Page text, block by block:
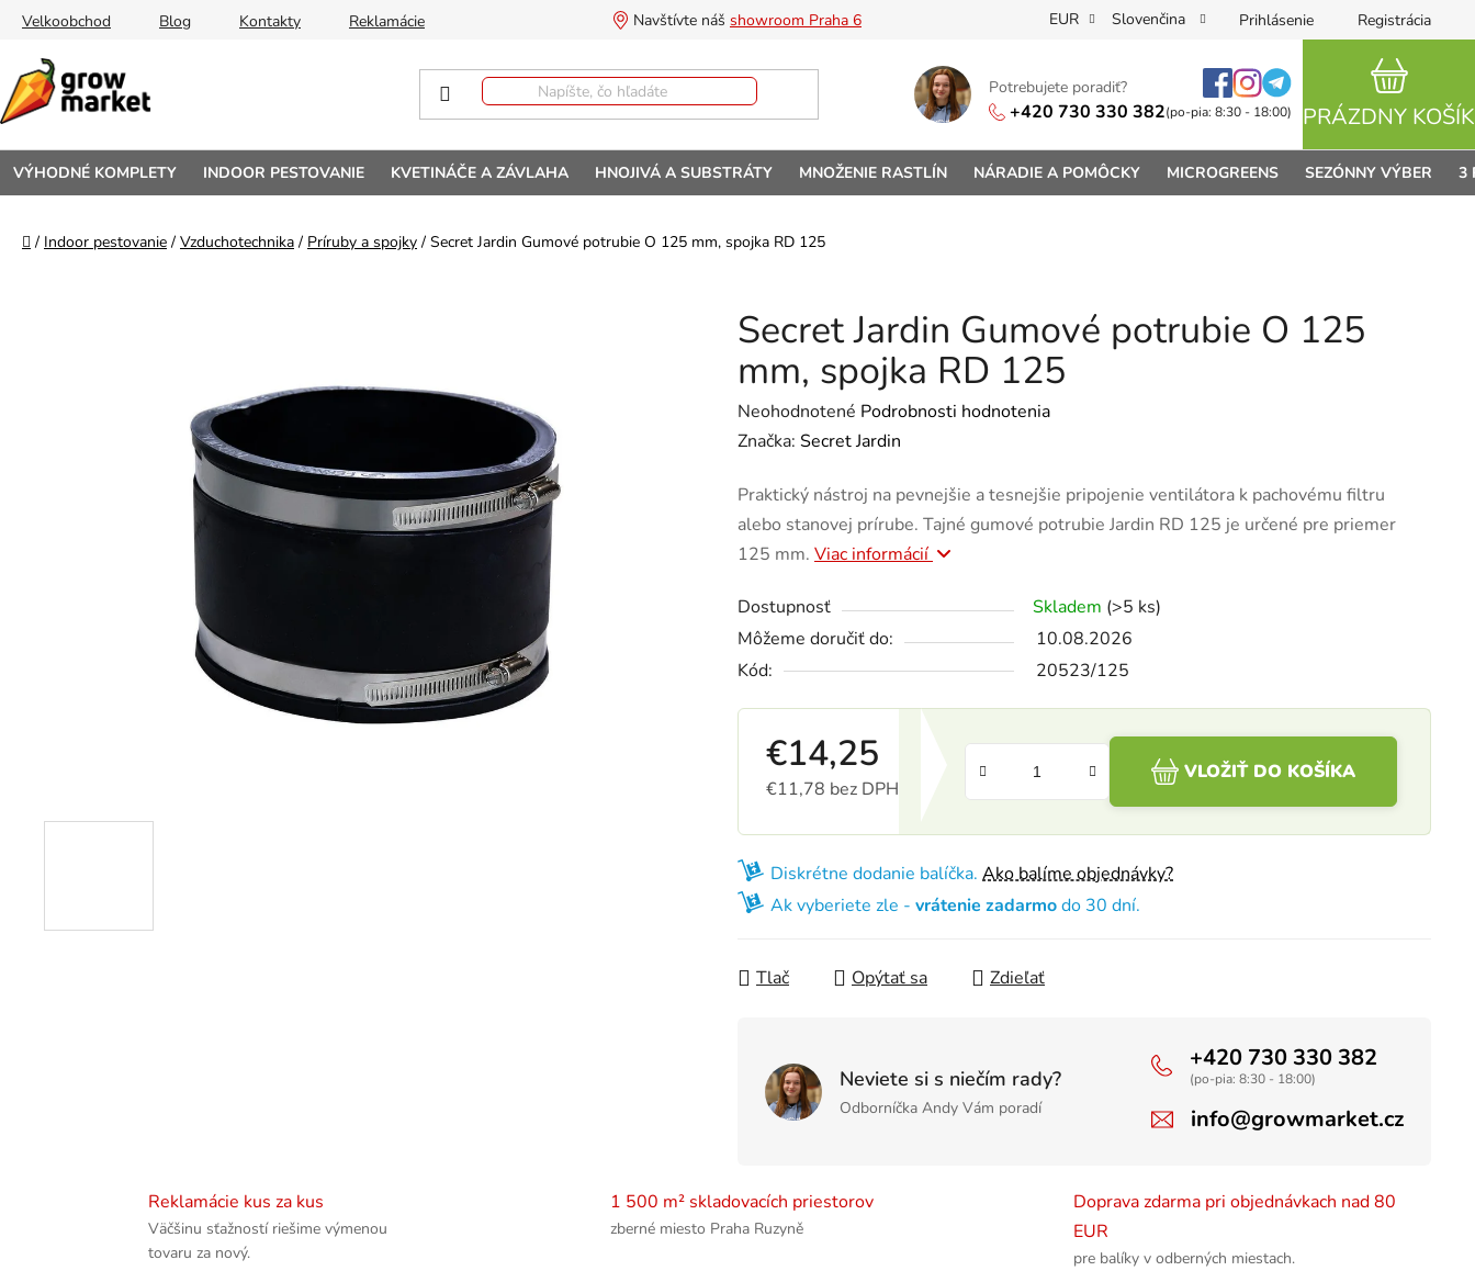
Prejsť na obsah
Velkoobchod Blog Kontakty Reklamácie Navštívte náš showroom Praha 6 EUR Slovenčina Prihlásenie Registrácia
Potrebujete poradiť?
+420 730 330 382(po-pia: 8:30 - 18:00) PRÁZDNY KOŠÍK
VÝHODNÉ KOMPLETY INDOOR PESTOVANIE KVETINÁČE A ZÁVLAHA HNOJIVÁ A SUBSTRÁTY MNOŽENIE RASTLÍN NÁRADIE A POMÔCKY MICROGREENS SEZÓNNY VÝBER 3
Domov
/ Indoor pestovanie / Vzduchotechnika / Príruby a spojky / Secret Jardin Gumové potrubie O 125 mm, spojka RD 125
Secret Jardin Gumové potrubie O 125
mm, spojka RD 125
Priemerné hodnotenie produktu je 0,0 z 5 hviezdičiek.
Neohodnotené Podrobnosti hodnotenia
Značka: Secret Jardin
Praktický nástroj na pevnejšie a tesnejšie pripojenie ventilátora k pachovému filtru
alebo stanovej prírube. Tajné gumové potrubie Jardin RD 125 je určené pre priemer
125 mm. Viac informácií
Dostupnosť Skladem (>5 ks)
Môžeme doručiť do:
10.08.2026
Kód:
20523/125
€14,25
€11,78 bez DPH
VLOŽIŤ DO KOŠÍKA
Diskrétne dodanie balíčka. Ako balíme objednávky?
Ak vyberiete zle - vrátenie zadarmodo 30 dní.
Tlač Opýtať sa Zdieľať
Neviete si s niečím rady?
Odborníčka Andy Vám poradí
+420 730 330 382
(po-pia: 8:30 - 18:00)
info@growmarket.cz
Reklamácie kus za kus
Väčšinu sťažností riešime výmenou
tovaru za nový.
1 500 m² skladovacích priestorov
zberné miesto Praha Ruzyně
Doprava zdarma pri objednávkach nad 80
EUR
pre balíky v odberných miestach.